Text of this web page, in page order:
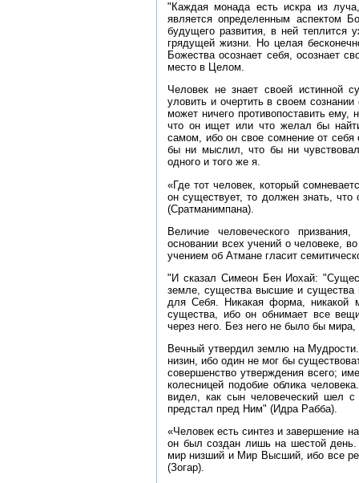
"Каждая монада есть искра из
является определенным аспектом
будущего развития, в ней
грядущей жизни. Но целая
Божества осознает себя, осознает
место в Целом.
Человек не знает своей истинной
уловить и очертить в своем
может ничего противопоставить
что он ищет или что желал бы
самом, ибо он свое сомнение от
бы ни мыслил, что бы ни
одного и того же я.
«Где тот человек, который
он существует, то должен знать,
(Сратманимпана).
Величие человеческого
основании всех учений о человеке,
учением об Атмане гласит
"И сказал Симеон Бен Иохай:
земле, существа высшие и существа
для Себя. Никакая форма, никакой
существа, ибо он обнимает все
через него. Без него не было бы
Вечный утвердил землю на
низин, ибо один не мог бы
совершенство утверждения всего;
колесницей подобие облика
видел, как сын человеческий шел
предстал пред Ним" (Идра Рабба).
«Человек есть синтез и завершение
он был создан лишь на шестой
мир низший и Мир Высший, ибо все
(Зогар).